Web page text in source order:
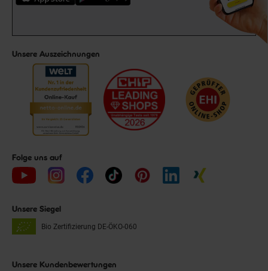
Unsere Auszeichnungen
Folge uns auf
Unsere Siegel
Bio Zertifizierung DE-ÖKO-060
Unsere Kundenbewertungen